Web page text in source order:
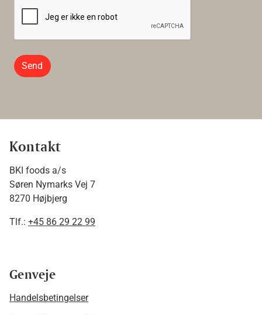
Send
Kontakt
BKI foods a/s
Søren Nymarks Vej 7
8270 Højbjerg
Tlf.: +45 86 29 22 99
Genveje
Handelsbetingelser